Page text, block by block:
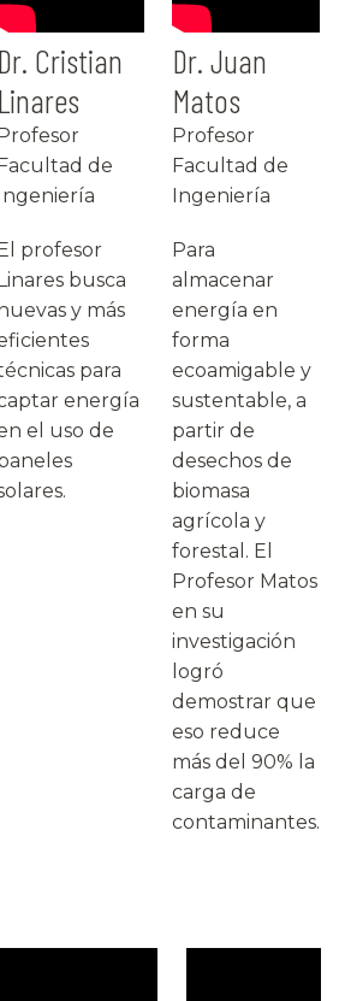
Dr. Cristian
Linares
Profesor
Facultad de
Ingeniería
El profesor
Linares busca
y más
para
energía
el uso de
Dr. Juan
Matos
Profesor
Facultad de
Ingeniería
Para
almacenar
energía en
forma
ecoamigable y
sustentable, a
partir de
desechos de
biomasa
agrícola y
forestal. El
Profesor Matos
en su
investigación
logró
demostrar que
eso reduce
más del 90% la
carga de
contaminantes.